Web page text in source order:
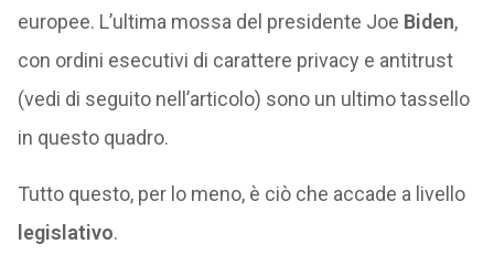
europee. L’ultima mossa del presidente Joe Biden,
con ordini esecutivi di carattere privacy e antitrust
(vedi di seguito nell’articolo) sono un ultimo tassello
in questo quadro.
Tutto questo, per lo meno, è ciò che accade a livello
legislativo.